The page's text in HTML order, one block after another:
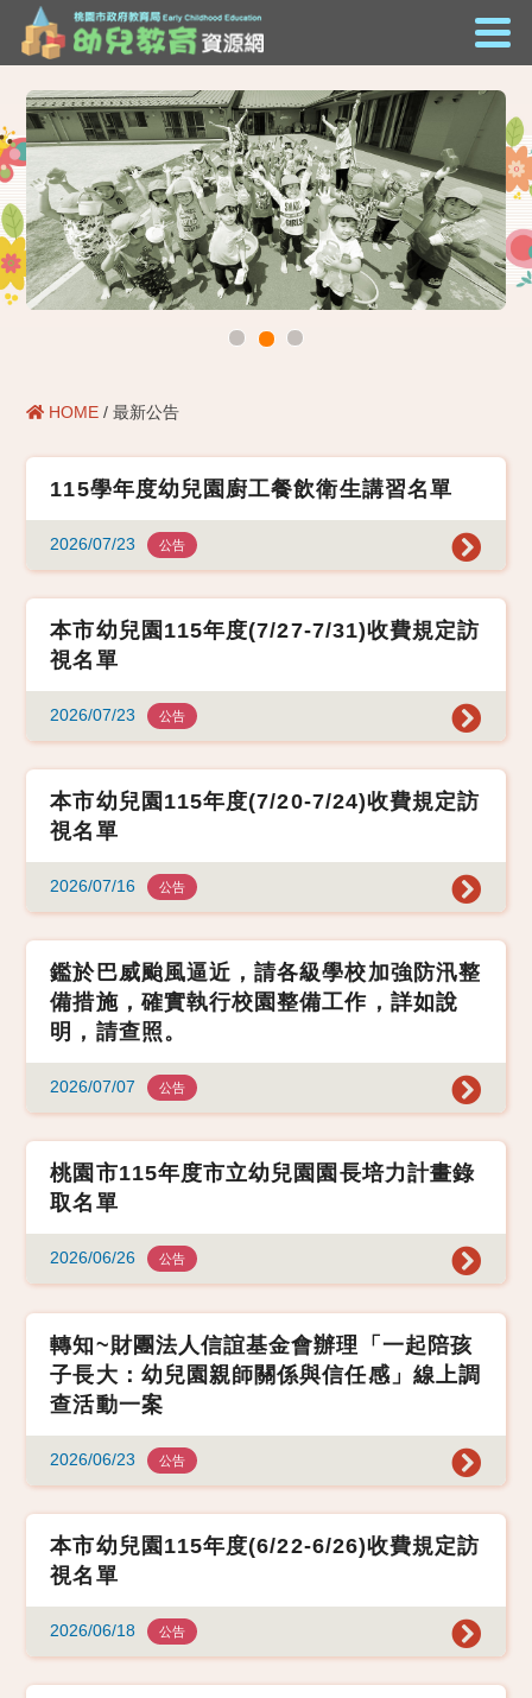
HOME / 最新公告
115學年度幼兒園廚工餐飲衛生講習名單
2026/07/23 公告
本市幼兒園115年度(7/27-7/31)收費規定訪
視名單
2026/07/23 公告
本市幼兒園115年度(7/20-7/24)收費規定訪
視名單
2026/07/16 公告
鑑於巴威颱風逼近，請各級學校加強防汛整
備措施，確實執行校園整備工作，詳如說
明，請查照。
2026/07/07 公告
桃園市115年度市立幼兒園園長培力計畫錄
取名單
2026/06/26 公告
轉知~財團法人信誼基金會辦理「一起陪孩
子長大：幼兒園親師關係與信任感」線上調
查活動一案
2026/06/23 公告
本市幼兒園115年度(6/22-6/26)收費規定訪
視名單
2026/06/18 公告